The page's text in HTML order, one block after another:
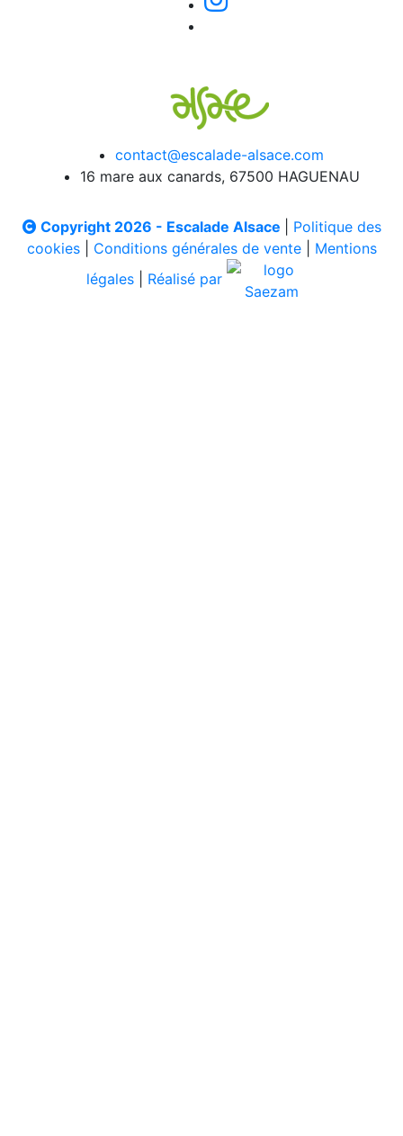
contact@escalade-alsace.com
16 mare aux canards, 67500 HAGUENAU
Copyright 2026 - Escalade Alsace
Politique des
cookies| Conditions générales de vente| Mentions
légales
Réalisé par